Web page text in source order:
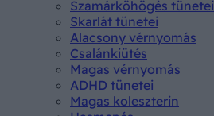
Szamárköhögés tünetei
Skarlát tünetei
Alacsony vérnyomás
Csalánkiütés
Magas vérnyomás
ADHD tünetei
Magas koleszterin